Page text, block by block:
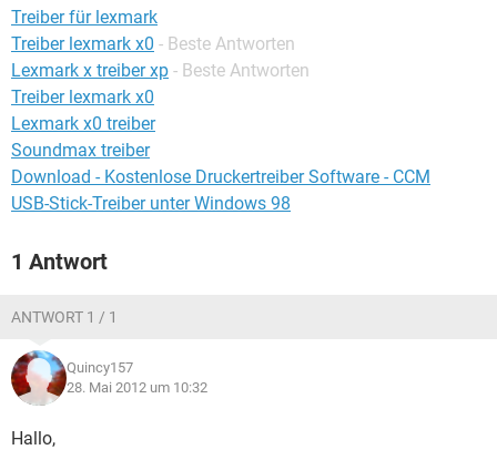
Treiber für lexmark
Treiber lexmark x0 - Beste Antworten
Lexmark x treiber xp - Beste Antworten
Treiber lexmark x0
Lexmark x0 treiber
Soundmax treiber
Download - Kostenlose Druckertreiber Software - CCM
USB-Stick-Treiber unter Windows 98
1 Antwort
ANTWORT 1 / 1
Quincy157
28. Mai 2012 um 10:32
Hallo,